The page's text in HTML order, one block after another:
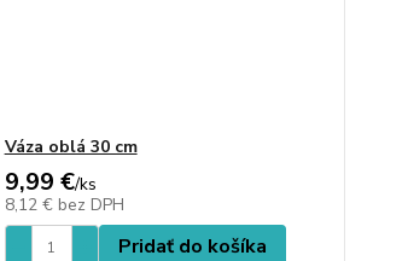
Váza oblá 30 cm
9,99 €/ks
8,12 € bez DPH
Pridať do košíka